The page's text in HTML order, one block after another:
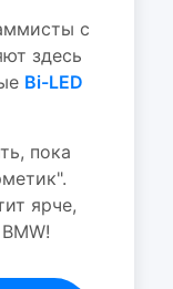
с
здесь
Bi-LED
пока
ярче,